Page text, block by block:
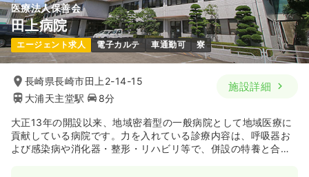
日勤のみ（パート） 一時募集休止
給与 時給1,150〜1,500 円
時間 8:30～12:00
日祝休み
ブランク可 第二新卒可 時給1,500円以上可
医療法人保善会
田上病院
エージェント求人 電子カルテ 車通勤可 寮
長崎県長崎市田上2-14-15
大浦天主堂駅
8分
施設詳細
大正13年の開設以来、地域密着型の一般病院として地域医療に
貢献している病院です。力を入れている診療内容は、呼吸器お
よび感染病や消化器・整形・リハビリ等で、併設の特養と合わ